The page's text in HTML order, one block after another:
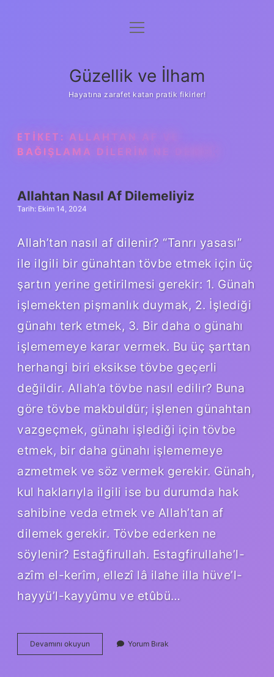
Anasayfa
Yasal Uyarı
menüyü
Güzellik ve İlham
Hayatına zarafet katan pratik fikirler!
ETIKET: ALLAHTAN AF VE
BAĞIŞLAMA DILERIM NE DEMEK
Allahtan Nasıl Af Dilemeliyiz
Tarih: Ekim 14, 2024
Allah’tan nasıl af dilenir? “Tanrı yasası”
ile ilgili bir günahtan tövbe etmek için üç
şartın yerine getirilmesi gerekir: 1. Günah
işlemekten pişmanlık duymak, 2. İşlediği
günahı terk etmek, 3. Bir daha o günahı
işlememeye karar vermek. Bu üç şarttan
herhangi biri eksikse tövbe geçerli
değildir. Allah’a tövbe nasıl edilir? Buna
göre tövbe makbuldür; işlenen günahtan
vazgeçmek, günahı işlediği için tövbe
etmek, bir daha günahı işlememeye
azmetmek ve söz vermek gerekir. Günah,
kul haklarıyla ilgili ise bu durumda hak
sahibine veda etmek ve Allah’tan af
dilemek gerekir. Tövbe ederken ne
söylenir? Estağfirullah. Estagfirullahe’l-
azîm el-kerîm, ellezî lâ ilahe illa hüve’l-
hayyü’l-kayyûmu ve etûbü…
Devamını okuyun Allahtan
Nasıl
Yorum Bırak